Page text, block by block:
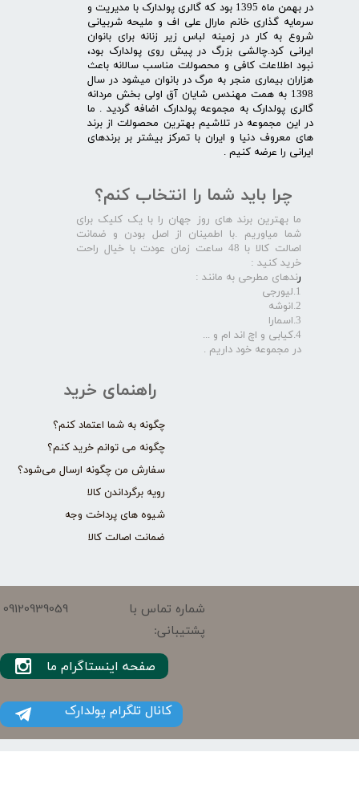
در بهمن ماه 1395 بود که گالری پولدارک با مدیریت و
سرمایه گذاری خانم مارال علی اف و ملیحه شربیانی
شروع به کار در زمینه لباس زیر زنانه برای بانوان
ایرانی کرد.چالشی بزرگ در پیش روی پولدارک بود،
نبود اطلاعات کافی و محصولات مناسب سالانه باعث
هزاران بیماری منجر به مرگ در بانوان میشود در سال
1398 به همت مهندس شایان آق اولی بخش مردانه
گالری پولدارک به مجموعه پولدارک اضافه گردید . ما
در این مجموعه در تلاشیم بهترین محصولات از برند
های معروف دنیا و ایران با تمرکز بیشتر بر برندهای
ایرانی را عرضه کنیم .​​​​​​​
راهنمای خرید
چگونه به شما اعتماد کنم؟
چگونه می توانم خرید کنم؟
سفارش من چگونه ارسال می‌شود؟
رویه برگرداندن کالا
شیوه های پرداخت وجه
ضمانت اصالت کالا
چرا باید شما را انتخاب کنم؟
ما بهترین برند های روز جهان را با یک کلیک برای
شما میاوریم .با اطمینان از اصل بودن و ضمانت
اصالت کالا با 48 ساعت زمان عودت با خیال راحت
خرید کنید :
رندهای مطرحی به مانند :
1.لیورجی
2.انوشه
3.اسمارا
4.کیابی و اچ اند ام و ...
در مجموعه خود داریم .​​​​​​​
شماره تماس با
پشتیبانی:
09120939059
کانال تلگرام پولدارک
صفحه اینستاگرام ما